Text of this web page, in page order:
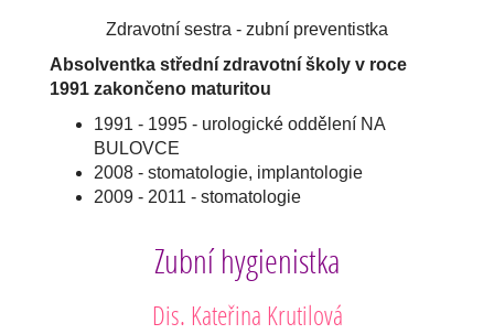
Zdravotní sestra - zubní preventistka
Absolventka střední zdravotní školy v roce
1991 zakončeno maturitou
1991 - 1995 - urologické oddělení NA
BULOVCE
2008 - stomatologie, implantologie
2009 - 2011 - stomatologie
Zubní hygienistka
Dis. Kateřina Krutilová